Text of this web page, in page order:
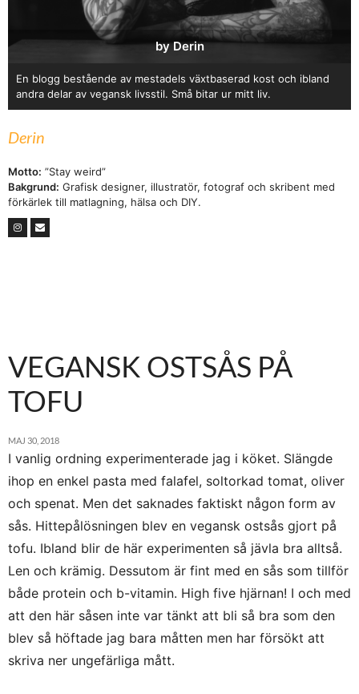
by Derin
En blogg bestående av mestadels växtbaserad kost och ibland
andra delar av vegansk livsstil. Små bitar ur mitt liv.
Derin
Motto: ”Stay weird”
Bakgrund: Grafisk designer, illustratör, fotograf och skribent med
förkärlek till matlagning, hälsa och DIY.
VEGANSK OSTSÅS PÅ
TOFU
MAJ 30, 2018
I vanlig ordning experimenterade jag i köket. Slängde
ihop en enkel pasta med falafel, soltorkad tomat, oliver
och spenat. Men det saknades faktiskt någon form av
sås. Hittepålösningen blev en vegansk ostsås gjort på
tofu. Ibland blir de här experimenten så jävla bra alltså.
Len och krämig. Dessutom är fint med en sås som tillför
både protein och b-vitamin. High five hjärnan! I och med
att den här såsen inte var tänkt att bli så bra som den
blev så höftade jag bara måtten men har försökt att
skriva ner ungefärliga mått.